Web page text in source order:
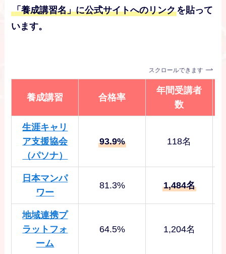
「養成講習名」に公式サイトへのリンクを貼って
います。
スクロールできます
養成講習 合格率
年間受講者
数
生涯キャリ
ア支援協会
（パソナ）
93.9% 118名
日本マンパ
ワー
81.3% 1,484名
地域連携プ
ラットフォ
ーム
64.5% 1,204名